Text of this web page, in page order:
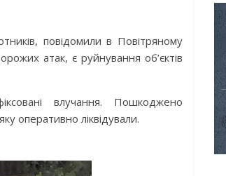
повідомили в Повітряному
атак, є руйнування об’єктів
влучання. Пошкоджено
оперативно ліквідували.